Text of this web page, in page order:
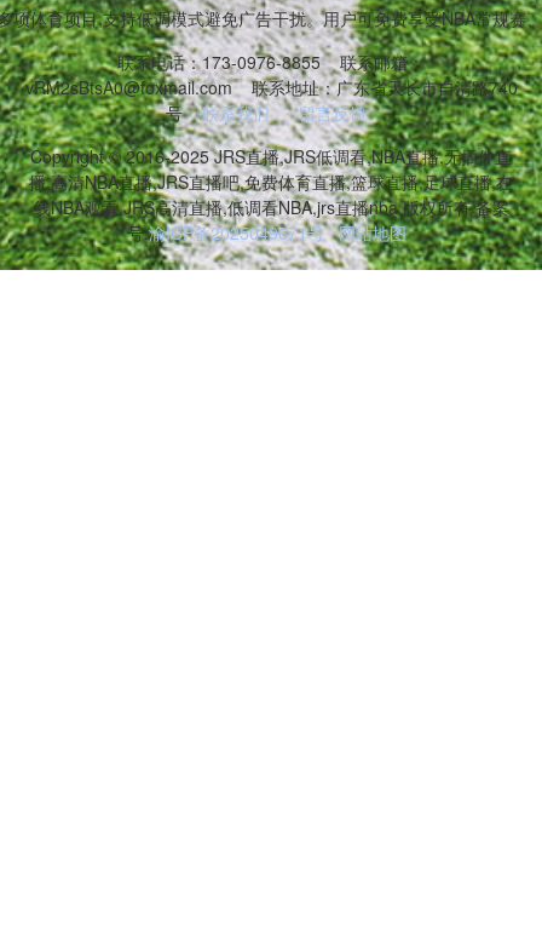
体育项目,支持低调模式避免广告干扰。用户可免费享受NBA常规
联系电话：173-0976-8855
联系邮箱：
vRM2sBtsA0@foxmail.com
联系地址：广东省天长市自清路740
号
联系我们
留言反馈
Copyright © 2016-2025 JRS直播,JRS低调看,NBA直播,无插件直
播,高清NBA直播,JRS直播吧,免费体育直播,篮球直播,足球直播,在
线NBA观看,JRS高清直播,低调看NBA,jrs直播nba 版权所有 备案
号:渝ICP备2025049671号 网站地图